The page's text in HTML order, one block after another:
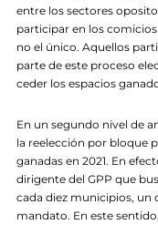
entre los sectores
participar en los
no el único. Aquellos
parte de este proceso
ceder los espacios
En un segundo nivel de
la reelección por bloque
ganadas en 2021. En
dirigente del GPP que
cada diez municipios,
mandato. En este